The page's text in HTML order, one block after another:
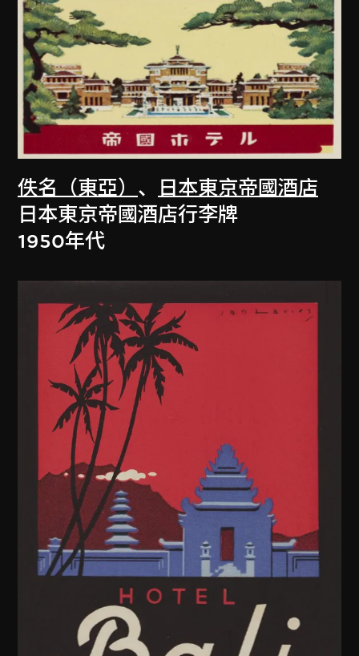
佚名（東亞） 、
日本東京帝國酒店
日本東京帝國酒店行李牌
1950年代